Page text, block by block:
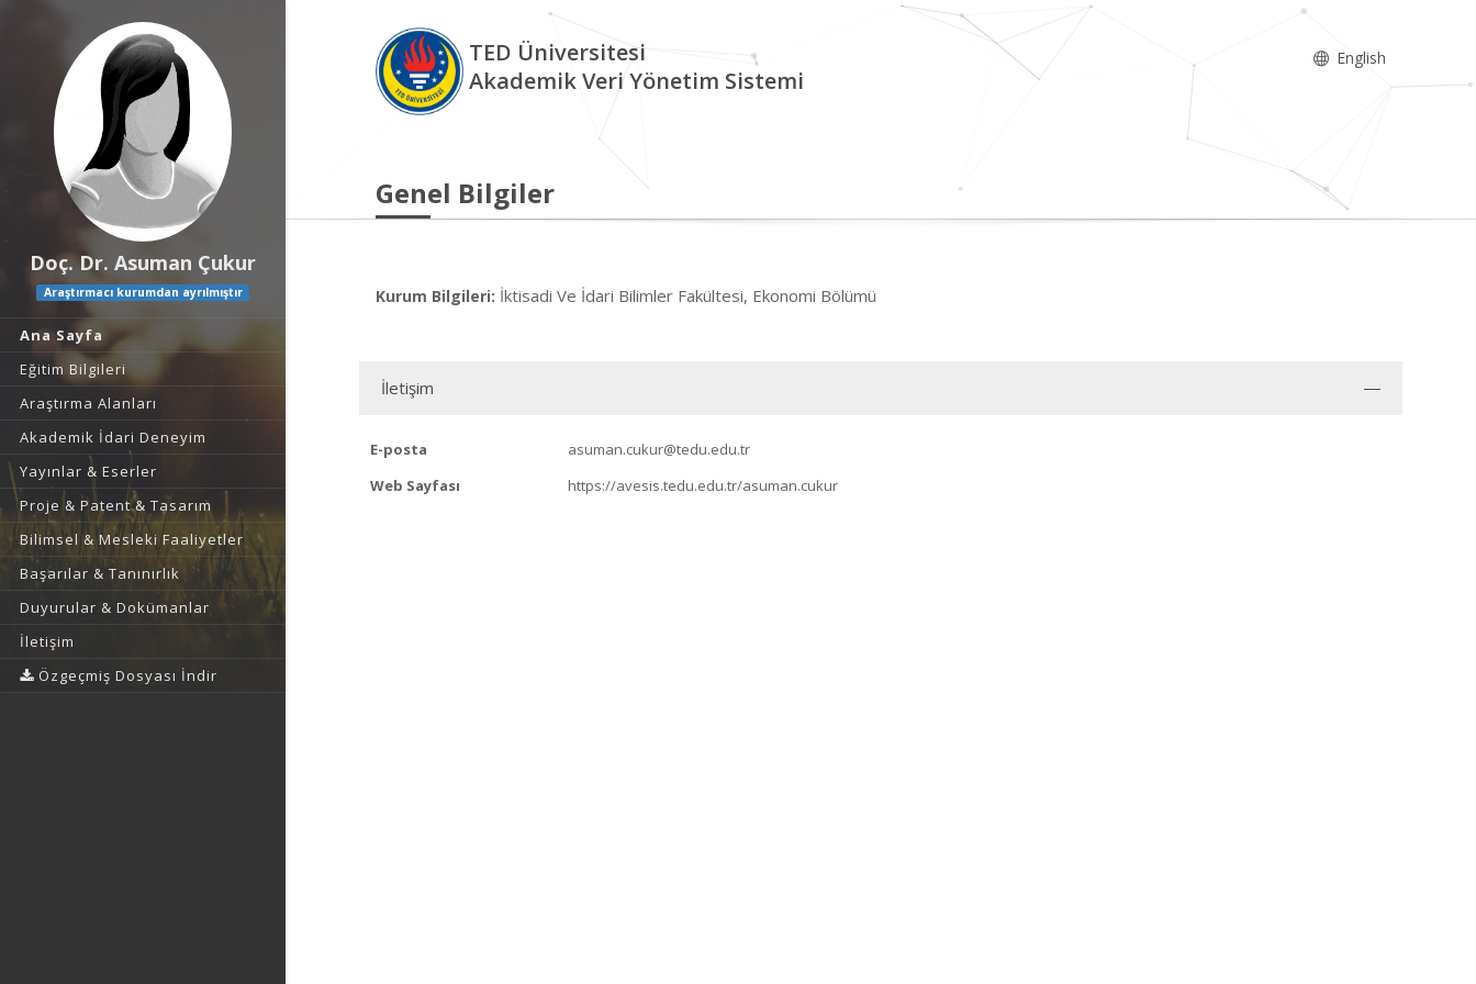
Doç. Dr. Asuman Çukur
Araştırmacı kurumdan ayrılmıştır
Ana Sayfa
Eğitim Bilgileri
Araştırma Alanları
Akademik İdari Deneyim
Yayınlar & Eserler
Proje & Patent & Tasarım
Bilimsel & Mesleki Faaliyetler
Başarılar & Tanınırlık
Duyurular & Dokümanlar
İletişim
Özgeçmiş Dosyası İndir
TED Üniversitesi
Akademik Veri Yönetim Sistemi
English
Genel Bilgiler
Kurum Bilgileri: İktisadi Ve İdari Bilimler Fakültesi, Ekonomi Bölümü
İletişim
E-posta
asuman.cukur@tedu.edu.tr
Web Sayfası
https://avesis.tedu.edu.tr/asuman.cukur